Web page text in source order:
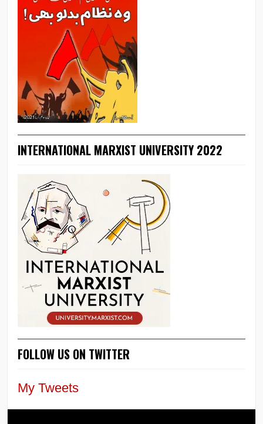
INTERNATIONAL MARXIST UNIVERSITY 2022
FOLLOW US ON TWITTER
My Tweets